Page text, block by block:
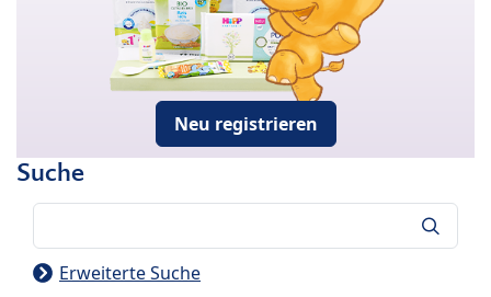
Neu registrieren
Suche
Erweiterte Suche